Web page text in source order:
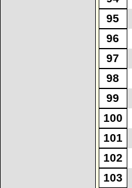
95
96
97
98
99
100
101
102
103